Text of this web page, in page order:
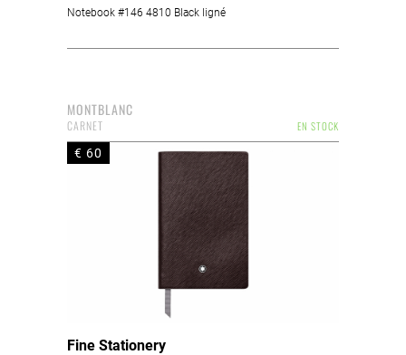
Notebook #146 4810 Black ligné
MONTBLANC
EN STOCK
CARNET
€ 60
Fine Stationery